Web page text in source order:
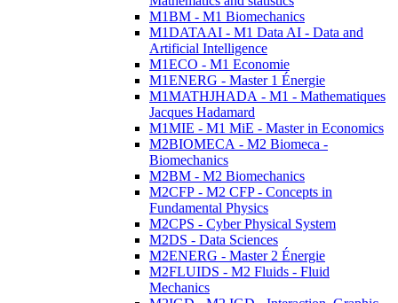
M1BM - M1 Biomechanics
M1DATAAI - M1 Data AI - Data and
Artificial Intelligence
M1ECO - M1 Economie
M1ENERG - Master 1 Énergie
M1MATHJHADA - M1 - Mathematiques
Jacques Hadamard
M1MIE - M1 MiE - Master in Economics
M2BIOMECA - M2 Biomeca -
Biomechanics
M2BM - M2 Biomechanics
M2CFP - M2 CFP - Concepts in
Fundamental Physics
M2CPS - Cyber Physical System
M2DS - Data Sciences
M2ENERG - Master 2 Énergie
M2FLUIDS - M2 Fluids - Fluid
Mechanics